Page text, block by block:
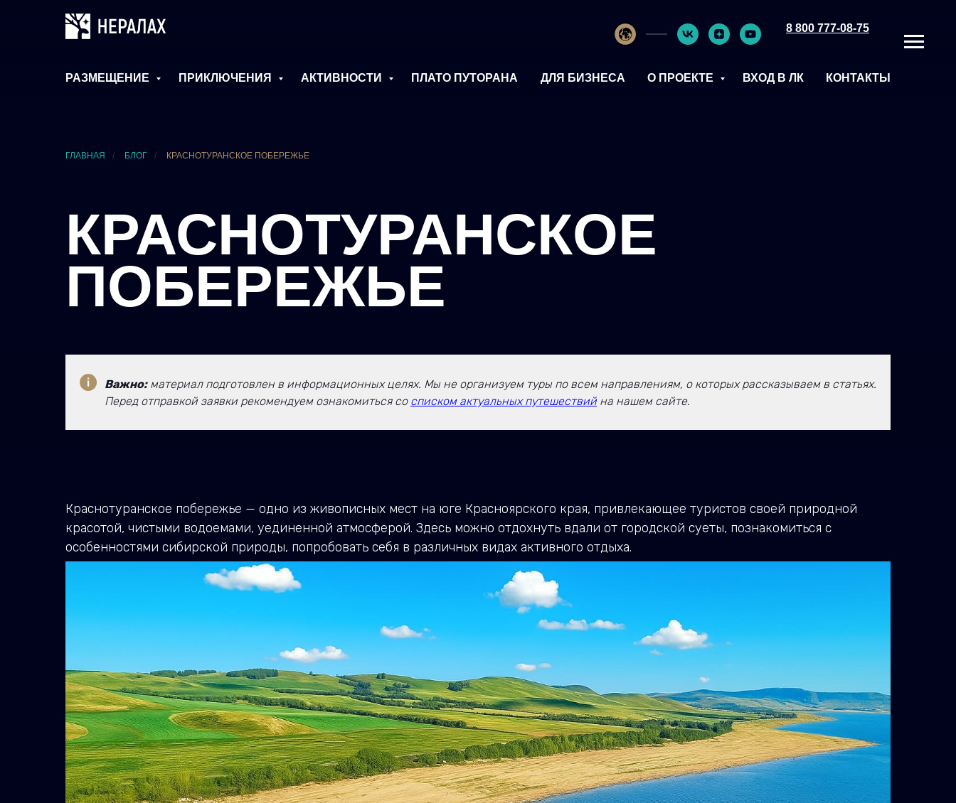
8 800 777-08-75
РАЗМЕЩЕНИЕ ПРИКЛЮЧЕНИЯ АКТИВНОСТИ ПЛАТО ПУТОРАНА ДЛЯ БИЗНЕСА О ПРОЕКТЕ ВХОД В ЛК КОНТАКТЫ
ГЛАВНАЯ / БЛОГ / КРАСНОТУРАНСКОЕ ПОБЕРЕЖЬЕ
КРАСНОТУРАНСКОЕ
ПОБЕРЕЖЬЕ
Важно:материал подготовлен в информационных целях. Мы не организуем туры по всем направлениям, о которых рассказываем в статьях.
Перед отправкой заявки рекомендуем ознакомиться со списком актуальных путешествийна нашем сайте.
Краснотуранское побережье — одно из живописных мест на юге Красноярского края, привлекающее туристов своей природной
красотой, чистыми водоемами, уединенной атмосферой. Здесь можно отдохнуть вдали от городской суеты, познакомиться с
особенностями сибирской природы, попробовать себя в различных видах активного отдыха.